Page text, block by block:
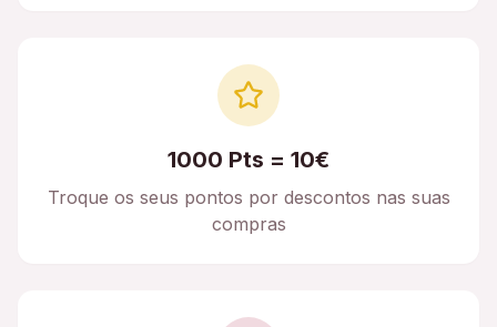
1000 Pts = 10€
Troque os seus pontos por descontos nas suas
compras